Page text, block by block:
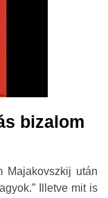
bizalom
Majakovszkij után
Illetve mit is